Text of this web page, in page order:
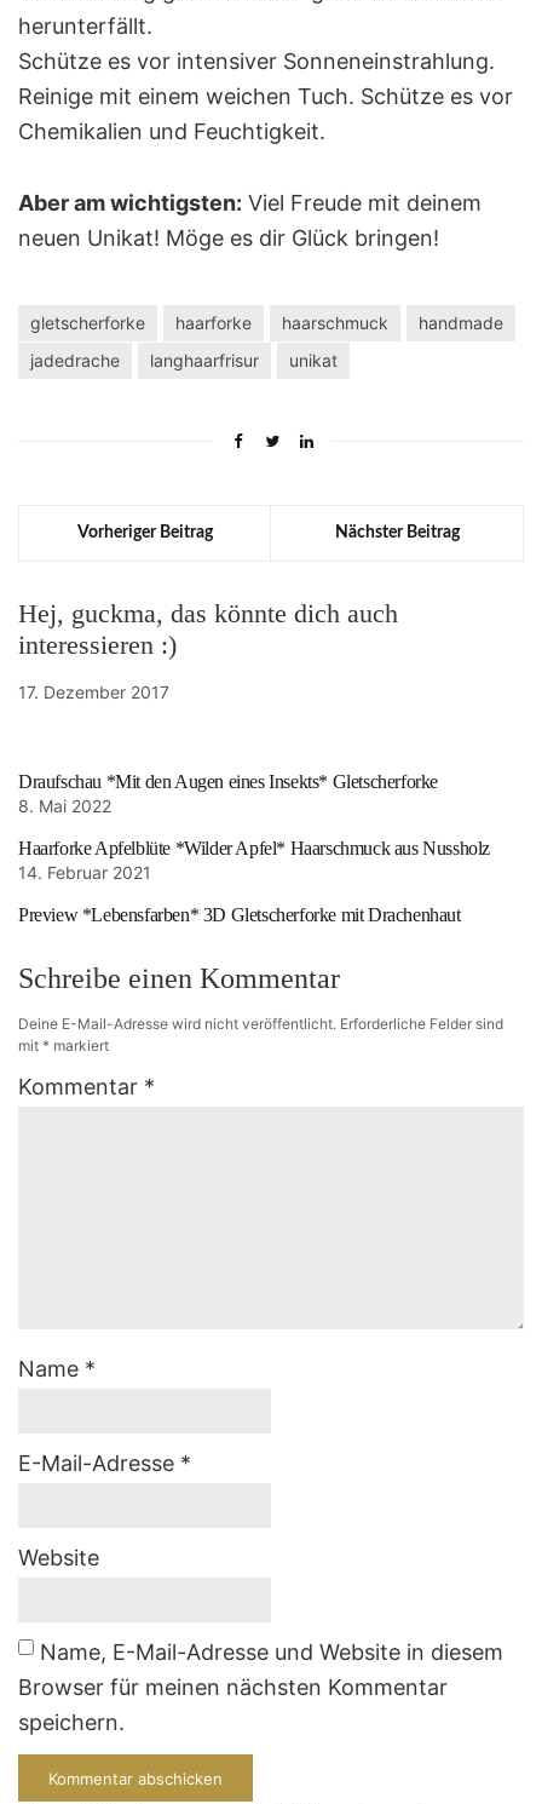
herunterfällt.
Schütze es vor intensiver Sonneneinstrahlung.
Reinige mit einem weichen Tuch. Schütze es vor
Chemikalien und Feuchtigkeit.
Aber am wichtigsten: Viel Freude mit deinem
neuen Unikat! Möge es dir Glück bringen!
gletscherforke haarforke haarschmuck
handmade
jadedrache
langhaarfrisur unikat
Vorheriger Beitrag Nächster Beitrag
Hej, guckma, das könnte dich auch
interessieren :)
17. Dezember 2017
Draufschau *Mit den Augen eines Insekts* Gletscherforke
8. Mai 2022
Haarforke Apfelblüte *Wilder Apfel* Haarschmuck aus Nussholz
14. Februar 2021
Preview *Lebensfarben* 3D Gletscherforke mit Drachenhaut
Schreibe einen Kommentar
Deine E-Mail-Adresse wird nicht veröffentlicht. Erforderliche Felder sind
mit * markiert
Kommentar *
Name *
E-Mail-Adresse *
Website
Name, E-Mail-Adresse und Website in diesem
Browser für meinen nächsten Kommentar
speichern.